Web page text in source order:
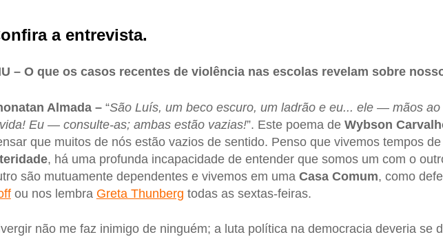
a entrevista.
– O que os casos recentes de violência nas escolas revelam sobre
Almada –“São Luís, um beco escuro, um ladrão e eu... ele — mãos
Eu — consulte-as; ambas estão vazias!”. Este poema de Wybson
que muitos de nós estão vazios de sentido. Penso que vivemos tempos de
, há uma profunda incapacidade de entender que somos um com o
são mutuamente dependentes e vivemos em uma Casa Comum, como
ou nos lembra Greta Thunberg todas as sextas-feiras.
não me faz inimigo de ninguém; a luta política na democracia deveria se